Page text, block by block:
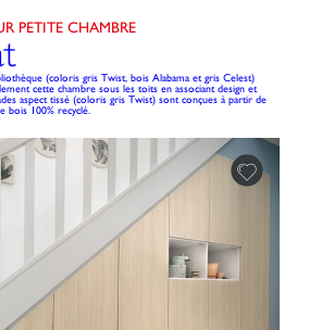
PETITE CHAMBRE
(coloris gris Twist, bois Alabama et gris Celest)
cette chambre sous les toits en associant design et
aspect tissé (coloris gris Twist) sont conçues à partir de
bois 100% recyclé.